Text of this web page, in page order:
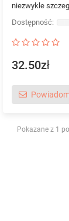
niezwykle
32.50zł
Pokazane z 1